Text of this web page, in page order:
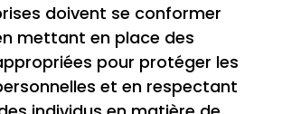
doivent se conformer
mettant en place des
pour protéger les
et en respectant